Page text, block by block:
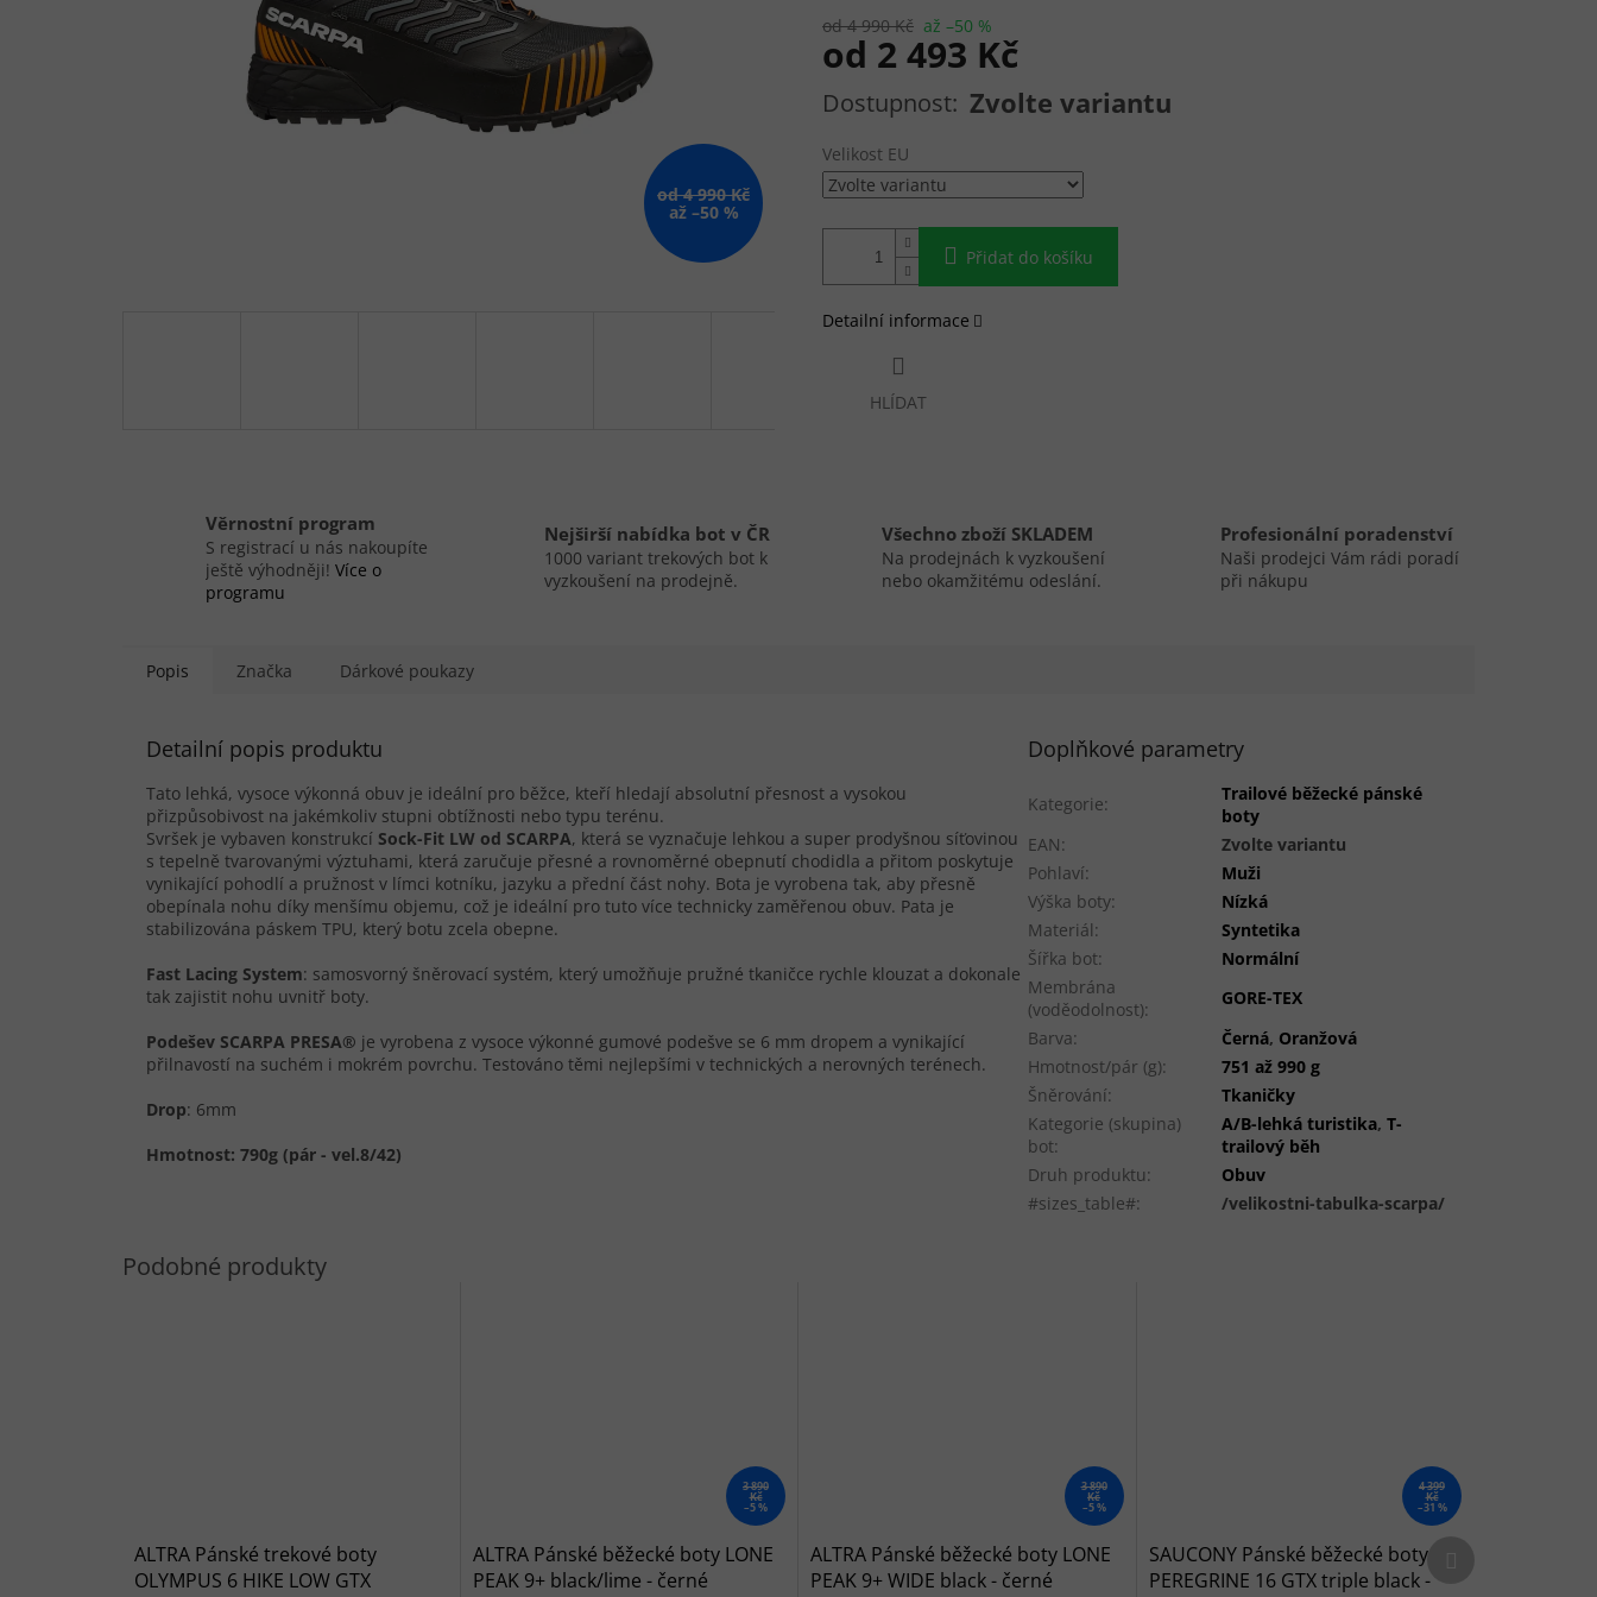
od 4 990 Kč
až –50 %
od 4 990 Kč až –50 %
od 2 493 Kč
Měrná cena: Zvolte variantu
Velikost EU
Přidat do košíku
Detailní informace
HLÍDAT
Věrnostní program
S registrací u nás nakoupíte
ještě výhodněji! Více o
programu
Nejširší nabídka bot v ČR
1000 variant trekových bot k
vyzkoušení na prodejně.
Všechno zboží SKLADEM
Na prodejnách k vyzkoušení
nebo okamžitému odeslání.
Profesionální poradenství
Naši prodejci Vám rádi poradí
při nákupu
Popis Značka Dárkové poukazy
Detailní popis produktu
Tato lehká, vysoce výkonná obuv je ideální pro běžce, kteří hledají absolutní přesnost a vysokou
přizpůsobivost na jakémkoliv stupni obtížnosti nebo typu terénu.
Svršek je vybaven konstrukcí Sock-Fit LW od SCARPA, která se vyznačuje lehkou a super prodyšnou síťovinou
s tepelně tvarovanými výztuhami, která zaručuje přesné a rovnoměrné obepnutí chodidla a přitom poskytuje
vynikající pohodlí a pružnost v límci kotníku, jazyku a přední část nohy. Bota je vyrobena tak, aby přesně
obepínala nohu díky menšímu objemu, což je ideální pro tuto více technicky zaměřenou obuv. Pata je
stabilizována páskem TPU, který botu zcela obepne.
Fast Lacing System: samosvorný šněrovací systém, který umožňuje pružné tkaničce rychle klouzat a dokonale
tak zajistit nohu uvnitř boty.
Podešev SCARPA PRESA® je vyrobena z vysoce výkonné gumové podešve se 6 mm dropem a vynikající
přilnavostí na suchém i mokrém povrchu. Testováno těmi nejlepšími v technických a nerovných terénech.
Drop: 6mm
Hmotnost: 790g (pár - vel.8/42)
Doplňkové parametry
Kategorie:
Trailové běžecké pánské
boty
EAN:
Zvolte variantu
Pohlaví:
Muži
Výška boty:
Nízká
Materiál:
Syntetika
Šířka bot:
Normální
Membrána
(voděodolnost):
GORE-TEX
Barva: Černá, Oranžová
Hmotnost/pár (g):
751 až 990 g
Šněrování:
Tkaničky
Kategorie (skupina)
bot:
A/B-lehká turistika,T-
trailový běh
Druh produktu:
Obuv
#sizes_table#: /velikostni-tabulka-scarpa/
ALTRA Pánské trekové boty
OLYMPUS 6 HIKE LOW GTX
3 890
Kč
–5 %
ALTRA Pánské běžecké boty LONE
PEAK 9+ black/lime - černé
3 890
Kč
–5 %
ALTRA Pánské běžecké boty LONE
PEAK 9+ WIDE black - černé
4 399
Kč
–31 %
SAUCONY Pánské běžecké boty
PEREGRINE 16 GTX triple black -